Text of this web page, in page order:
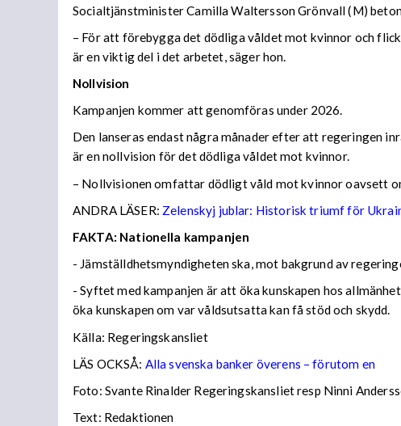
Socialtjänstminister Camilla Waltersson Grönvall (M)
– För att förebygga det dödliga våldet mot kvinnor och
är en viktig del i det arbetet, säger hon.
Nollvision
Kampanjen kommer att genomföras under 2026.
Den lanseras endast några månader efter att regeringen
är en nollvision för det dödliga våldet mot kvinnor.
– Nollvisionen omfattar dödligt våld mot kvinnor oavsett
ANDRA LÄSER: Zelenskyj jublar: Historisk triumf för
FAKTA: Nationella kampanjen
- Jämställdhetsmyndigheten ska, mot bakgrund av
- Syftet med kampanjen är att öka kunskapen hos
öka kunskapen om var våldsutsatta kan få stöd och skydd.
Källa: Regeringskansliet
LÄS OCKSÅ: Alla svenska banker överens – förutom en
Foto: Svante Rinalder Regeringskansliet resp Ninni
Text: Redaktionen